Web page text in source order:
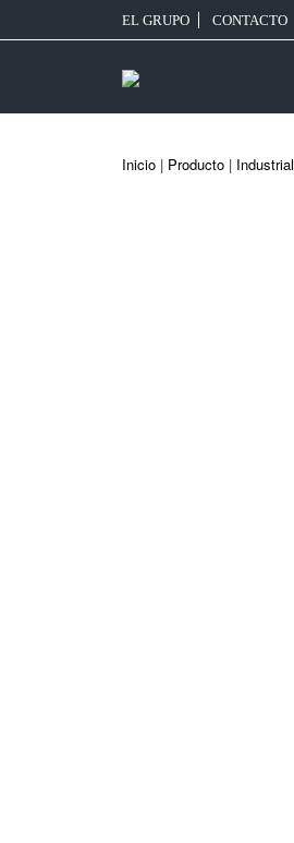
EL GRUPO CONTACTO
Inicio | Producto | Industrial